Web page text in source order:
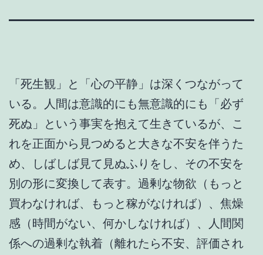
「死生観」と「心の平静」は深くつながって
いる。人間は意識的にも無意識的にも「必ず
死ぬ」という事実を抱えて生きているが、こ
れを正面から見つめると大きな不安を伴うた
め、しばしば見て見ぬふりをし、その不安を
別の形に変換して表す。過剰な物欲（もっと
買わなければ、もっと稼がなければ）、焦燥
感（時間がない、何かしなければ）、人間関
係への過剰な執着（離れたら不安、評価され